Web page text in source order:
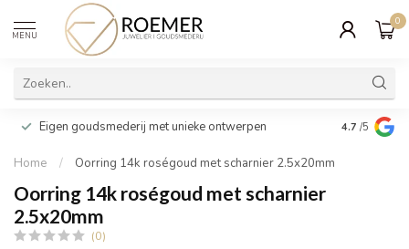
MENU
0
Eigen goudsmederij met unieke ontwerpen Wij
cadeau
4.7 /5
Home / Oorring 14k roségoud met scharnier 2.5x20mm
Oorring 14k roségoud met scharnier
2.5x20mm
(0)